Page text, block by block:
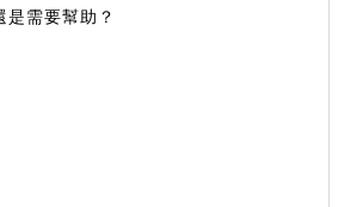
需要幫助？